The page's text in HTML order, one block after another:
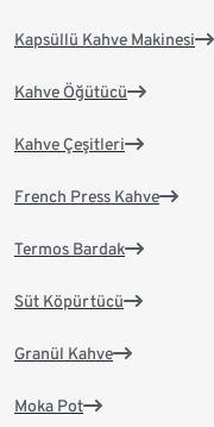
Kapsüllü Kahve Makinesi
Kahve Öğütücü
Kahve Çeşitleri
French Press Kahve
Termos Bardak
Süt Köpürtücü
Granül Kahve
Moka Pot